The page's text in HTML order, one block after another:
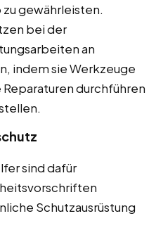
gewährleisten.
bei der
an
indem sie Werkzeuge
durchführen
sind dafür
Schutzausrüstung